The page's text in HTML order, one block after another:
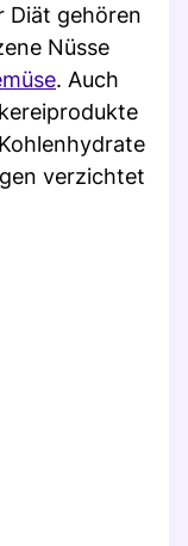
Diät gehören
Nüsse
. Auch
verzichtet